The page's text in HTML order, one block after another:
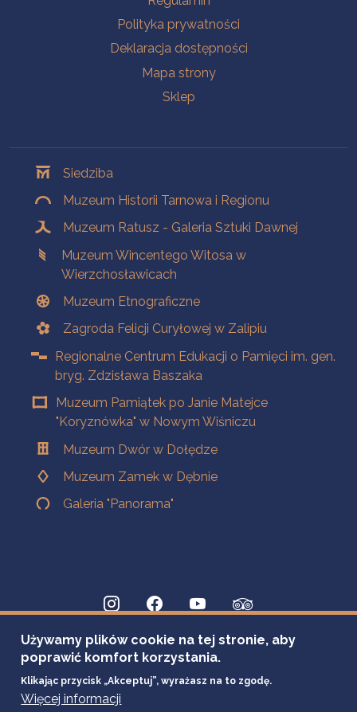
Polityka prywatności
Deklaracja dostępności
Mapa strony
Sklep
Siedziba
Muzeum Historii Tarnowa i Regionu
Muzeum Ratusz - Galeria Sztuki Dawnej
Muzeum Wincentego Witosa w
Wierzchosławicach
Muzeum Etnograficzne
Zagroda Felicji Curyłowej w Zalipiu
Regionalne Centrum Edukacji o Pamięci im. gen.
bryg. Zdzisława Baszaka
Muzeum Pamiątek po Janie Matejce
"Koryznówka" w Nowym Wiśniczu
Muzeum Dwór w Dołędze
Muzeum Zamek w Dębnie
Galeria "Panorama"
Używamy plików cookie na tej stronie, aby
poprawić komfort korzystania.
Klikając przycisk „Akceptuj”, wyrażasz na to zgodę.
Więcej informacji